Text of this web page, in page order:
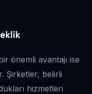
önemli avantajı ise
Şirketler, belirli
hizmetleri